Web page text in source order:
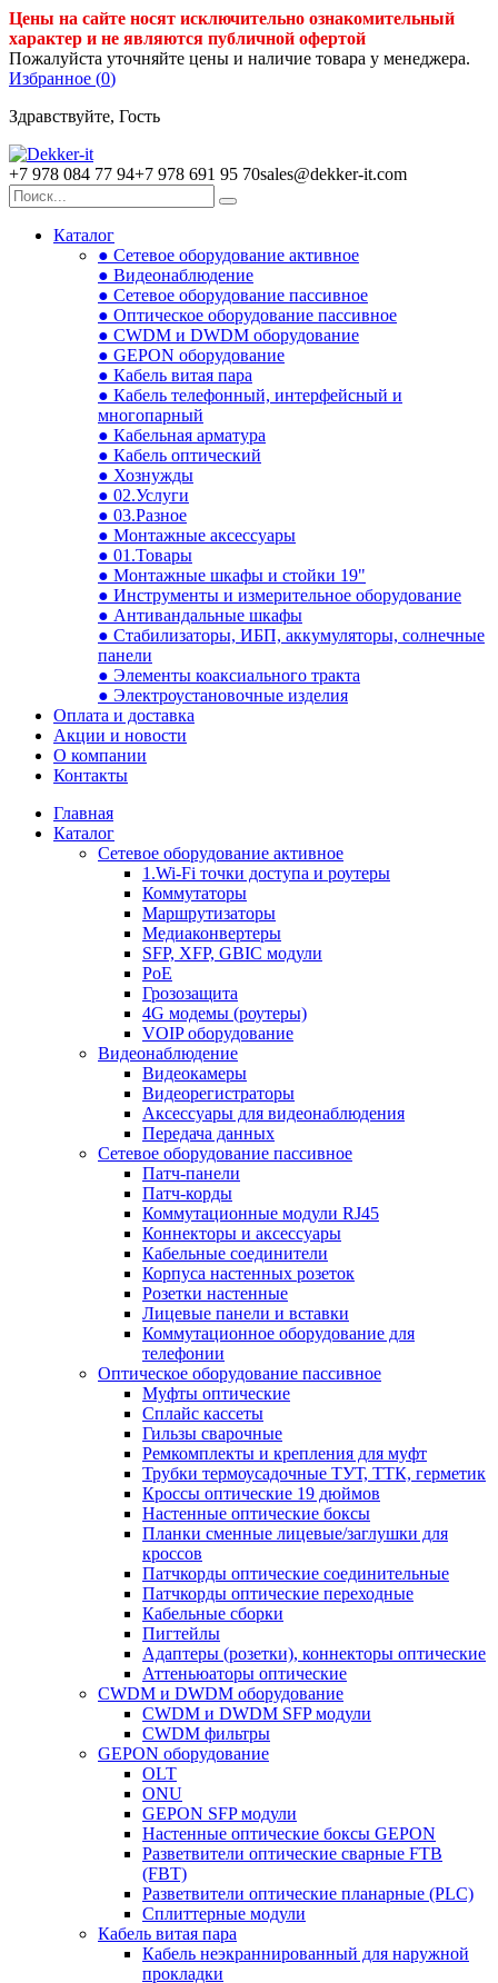
Цены на сайте носят исключительно ознакомительный
характер и не являются публичной офертой
Пожалуйста уточняйте цены и наличие товара у менеджера.
Избранное (0)
Здравствуйте, Гость
+7 978 084 77 94+7 978 691 95 70sales@dekker-it.com
Каталог
● Сетевое оборудование активное
● Видеонаблюдение
● Сетевое оборудование пассивное
● Оптическое оборудование пассивное
● CWDM и DWDM оборудование
● GEPON оборудование
● Кабель витая пара
● Кабель телефонный, интерфейсный и
многопарный
● Кабельная арматура
● Кабель оптический
● Хознужды
● 02.Услуги
● 03.Разное
● Монтажные аксессуары
● 01.Товары
● Монтажные шкафы и стойки 19"
● Инструменты и измерительное оборудование
● Антивандальные шкафы
● Стабилизаторы, ИБП, аккумуляторы, солнечные
панели
● Элементы коаксиального тракта
● Электроустановочные изделия
Оплата и доставка
Акции и новости
О компании
Контакты
Главная
Каталог
Сетевое оборудование активное
1.Wi-Fi точки доступа и роутеры
Коммутаторы
Маршрутизаторы
Медиаконвертеры
SFP, XFP, GBIC модули
PoE
Грозозащита
4G модемы (роутеры)
VOIP оборудование
Видеонаблюдение
Видеокамеры
Видеорегистраторы
Аксессуары для видеонаблюдения
Передача данных
Сетевое оборудование пассивное
Патч-панели
Патч-корды
Коммутационные модули RJ45
Коннекторы и аксессуары
Кабельные соединители
Корпуса настенных розеток
Розетки настенные
Лицевые панели и вставки
Коммутационное оборудование для
телефонии
Оптическое оборудование пассивное
Муфты оптические
Сплайс кассеты
Гильзы сварочные
Ремкомплекты и крепления для муфт
Трубки термоусадочные ТУТ, ТТК, герметик
Кроссы оптические 19 дюймов
Настенные оптические боксы
Планки сменные лицевые/заглушки для
кроссов
Патчкорды оптические соединительные
Патчкорды оптические переходные
Кабельные сборки
Пигтейлы
Адаптеры (розетки), коннекторы оптические
Аттеньюаторы оптические
CWDM и DWDM оборудование
CWDM и DWDM SFP модули
CWDM фильтры
GEPON оборудование
OLT
ONU
GEPON SFP модули
Настенные оптические боксы GEPON
Разветвители оптические сварные FTB
(FBT)
Разветвители оптические планарные (PLC)
Сплиттерные модули
Кабель витая пара
Кабель неэкраннированный для наружной
прокладки